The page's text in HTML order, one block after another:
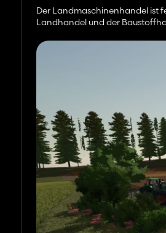
Der Landmaschinenhandel ist
Landhandel und der